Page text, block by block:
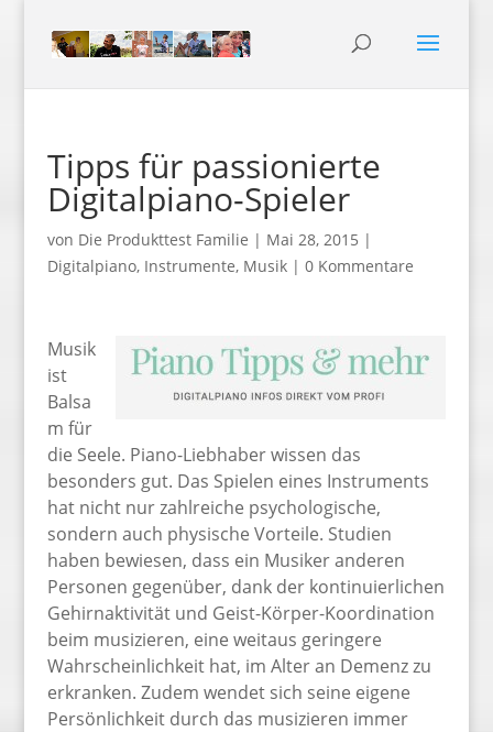
Tipps für passionierte
Digitalpiano-Spieler
von Die Produkttest Familie | Mai 28, 2015 |
Digitalpiano, Instrumente, Musik| 0 Kommentare
Musik
ist
Balsa
m für
die Seele. Piano-Liebhaber wissen das
besonders gut. Das Spielen eines Instruments
hat nicht nur zahlreiche psychologische,
sondern auch physische Vorteile. Studien
haben bewiesen, dass ein Musiker anderen
Personen gegenüber, dank der kontinuierlichen
Gehirnaktivität und Geist-Körper-Koordination
beim musizieren, eine weitaus geringere
Wahrscheinlichkeit hat, im Alter an Demenz zu
erkranken. Zudem wendet sich seine eigene
Persönlichkeit durch das musizieren immer